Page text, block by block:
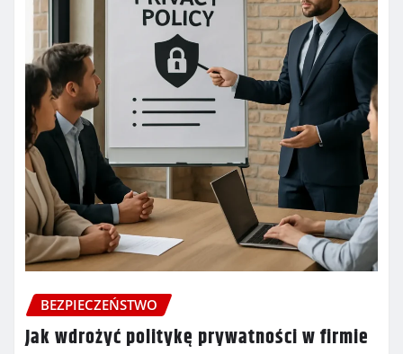
BEZPIECZEŃSTWO
Jak wdrożyć politykę prywatności w firmie